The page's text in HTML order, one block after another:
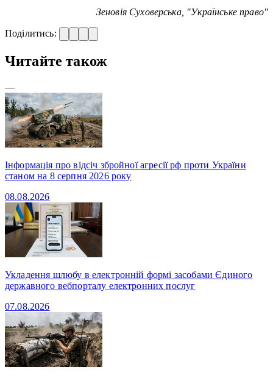
Зеновія Суховерська, "Українське право"
Поділитись:
Читайте також
—
Інформація про відсіч збройної агресії рф проти України
станом на 8 серпня 2026 року
08.08.2026
Укладення шлюбу в електронній формі засобами Єдиного
державного вебпорталу електронних послуг
07.08.2026